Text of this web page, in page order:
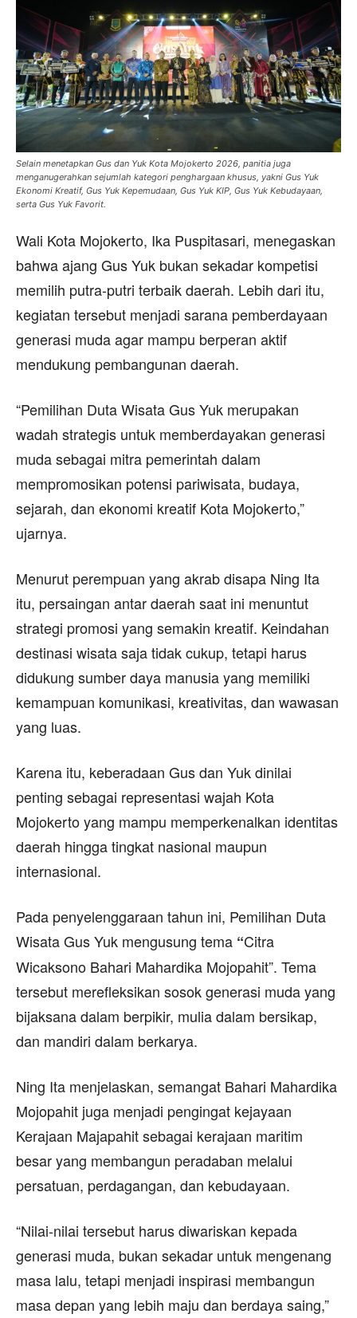
Selain menetapkan Gus dan Yuk Kota Mojokerto 2026, panitia juga
menganugerahkan sejumlah kategori penghargaan khusus, yakni Gus Yuk
Ekonomi Kreatif, Gus Yuk Kepemudaan, Gus Yuk KIP, Gus Yuk Kebudayaan,
serta Gus Yuk Favorit.
Wali Kota Mojokerto, Ika Puspitasari, menegaskan
bahwa ajang Gus Yuk bukan sekadar kompetisi
memilih putra-putri terbaik daerah. Lebih dari itu,
kegiatan tersebut menjadi sarana pemberdayaan
generasi muda agar mampu berperan aktif
mendukung pembangunan daerah.
“Pemilihan Duta Wisata Gus Yuk merupakan
wadah strategis untuk memberdayakan generasi
muda sebagai mitra pemerintah dalam
mempromosikan potensi pariwisata, budaya,
sejarah, dan ekonomi kreatif Kota Mojokerto,”
ujarnya.
Menurut perempuan yang akrab disapa Ning Ita
itu, persaingan antar daerah saat ini menuntut
strategi promosi yang semakin kreatif. Keindahan
destinasi wisata saja tidak cukup, tetapi harus
didukung sumber daya manusia yang memiliki
kemampuan komunikasi, kreativitas, dan wawasan
yang luas.
Karena itu, keberadaan Gus dan Yuk dinilai
penting sebagai representasi wajah Kota
Mojokerto yang mampu memperkenalkan identitas
daerah hingga tingkat nasional maupun
internasional.
Pada penyelenggaraan tahun ini, Pemilihan Duta
Wisata Gus Yuk mengusung tema “Citra
Wicaksono Bahari Mahardika Mojopahit”. Tema
tersebut merefleksikan sosok generasi muda yang
bijaksana dalam berpikir, mulia dalam bersikap,
dan mandiri dalam berkarya.
Ning Ita menjelaskan, semangat Bahari Mahardika
Mojopahit juga menjadi pengingat kejayaan
Kerajaan Majapahit sebagai kerajaan maritim
besar yang membangun peradaban melalui
persatuan, perdagangan, dan kebudayaan.
“Nilai-nilai tersebut harus diwariskan kepada
generasi muda, bukan sekadar untuk mengenang
masa lalu, tetapi menjadi inspirasi membangun
masa depan yang lebih maju dan berdaya saing,”